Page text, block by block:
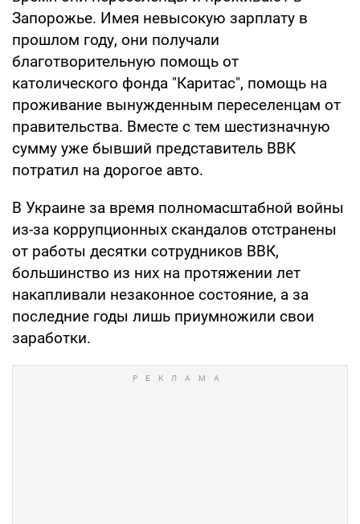
Запорожье. Имея невысокую зарплату в
прошлом году, они получали
благотворительную помощь от
католического фонда "Каритас", помощь на
проживание вынужденным переселенцам от
правительства. Вместе с тем шестизначную
сумму уже бывший представитель ВВК
потратил на дорогое авто.
В Украине за время полномасштабной войны
из-за коррупционных скандалов отстранены
от работы десятки сотрудников ВВК,
большинство из них на протяжении лет
накапливали незаконное состояние, а за
последние годы лишь приумножили свои
заработки.